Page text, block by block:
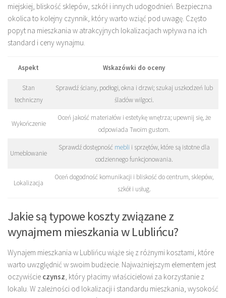
miejskiej, bliskość sklepów, szkół i innych udogodnień. Bezpieczna
okolica to kolejny czynnik, który warto wziąć pod uwagę. Często
popyt na mieszkania w atrakcyjnych lokalizacjach wpływa na ich
standard i ceny wynajmu.
Aspekt Wskazówki do oceny
Stan
techniczny
Sprawdź ściany, podłogi, okna i drzwi; szukaj uszkodzeń lub
śladów wilgoci.
Wykończenie
Oceń jakość materiałów i estetykę wnętrza; upewnij się, że
odpowiada Twoim gustom.
Umeblowanie
Sprawdź dostępność mebli i sprzętów, które są istotne dla
codziennego funkcjonowania.
Lokalizacja
Oceń dogodność komunikacji i bliskość do centrum, sklepów,
szkół i usług.
Jakie są typowe koszty związane z
wynajmem mieszkania w Lublińcu?
Wynajem mieszkania w Lublińcu wiąże się z różnymi kosztami, które
warto uwzględnić w swoim budżecie. Najważniejszym elementem jest
oczywiście czynsz , który płacimy właścicielowi za korzystanie z
lokalu. W zależności od lokalizacji i standardu mieszkania, wysokość